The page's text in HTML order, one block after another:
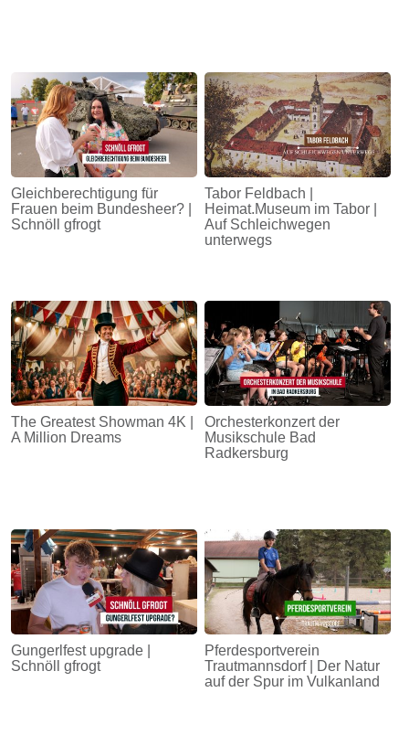
Gleichberechtigung für
Frauen beim Bundesheer? |
Schnöll gfrogt
Tabor Feldbach |
Heimat.Museum im Tabor |
Auf Schleichwegen
unterwegs
The Greatest Showman 4K |
A Million Dreams
Orchesterkonzert der
Musikschule Bad
Radkersburg
Gungerlfest upgrade |
Schnöll gfrogt
Pferdesportverein
Trautmannsdorf | Der Natur
auf der Spur im Vulkanland